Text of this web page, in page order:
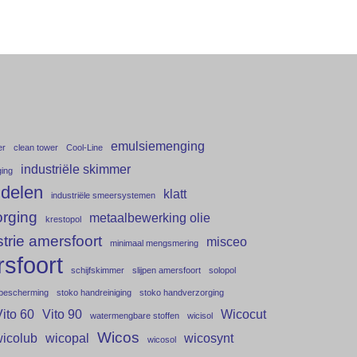
clean tower Cool-Line emulsiemenging
industriële skimmer
industriële smeersystemen klatt
krestopol metaalbewerking olie
amersfoort minimaal mengsmering misceo
schijfskimmer slijpen amersfoort solopol
stoko handreiniging stoko handverzorging
60 Vito 90 watermengbare stoffen wicisol Wicocut
wicopal Wicos wicosol wicosynt